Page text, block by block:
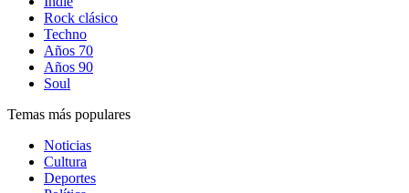
Rock clásico
Techno
Años 70
Años 90
Soul
Temas más populares
Noticias
Cultura
Deportes